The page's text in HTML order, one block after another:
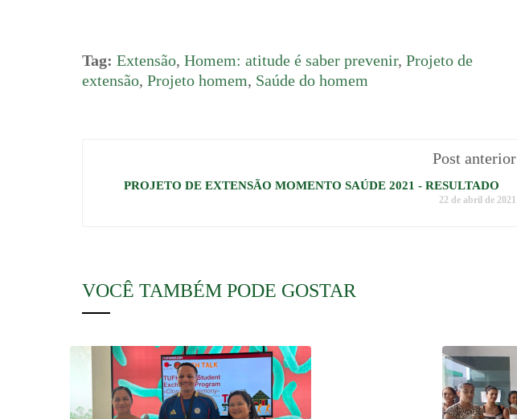
Tag: Extensão, Homem: atitude é saber prevenir, Projeto de
extensão, Projeto homem, Saúde do homem
Post anterior
PROJETO DE EXTENSÃO MOMENTO SAÚDE 2021 - RESULTADO
22 de abril de 2021
VOCÊ TAMBÉM PODE GOSTAR